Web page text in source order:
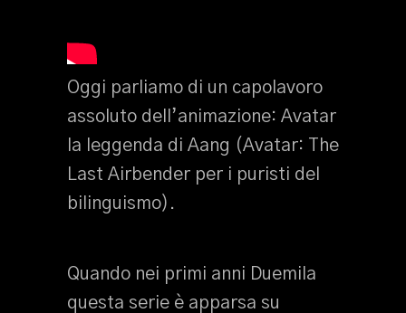
Oggi parliamo di un capolavoro
assoluto dell’animazione: Avatar
la leggenda di Aang (Avatar: The
Last Airbender per i puristi del
bilinguismo).
Quando nei primi anni Duemila
questa serie è apparsa su